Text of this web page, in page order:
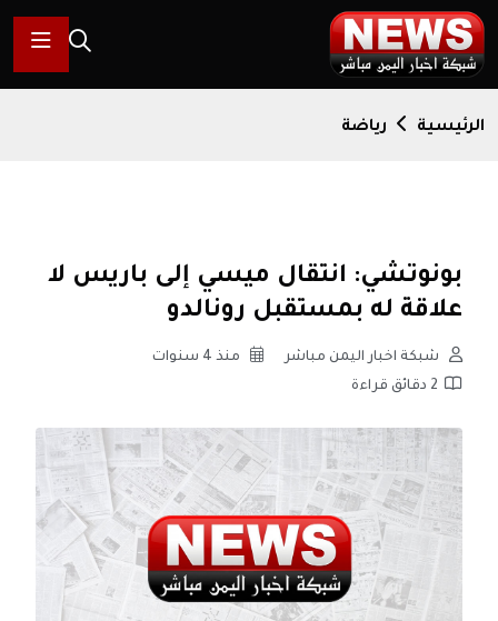
الرئيسية رياضة
بونوتشي: انتقال ميسي إلى باريس لا
علاقة له بمستقبل رونالدو
شبكة اخبار اليمن مباشر
منذ 4 سنوات
2 دقائق قراءة